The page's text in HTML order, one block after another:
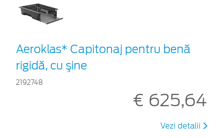
Aeroklas* Capitonaj pentru benă
rigidă, cu şine
2192748
€ 625,64
Vezi detalii